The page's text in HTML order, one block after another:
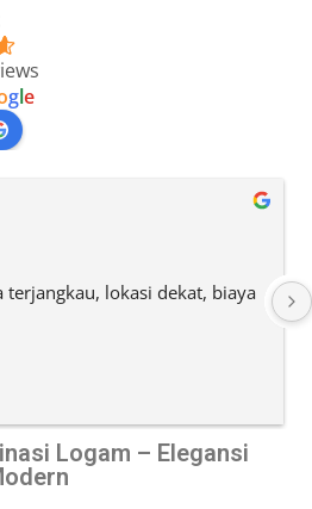
gle
terjangkau, lokasi dekat, biaya
Logam – Elegansi